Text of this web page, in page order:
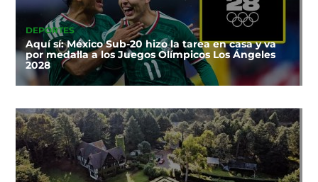
DEPORTES
Aquí sí: México Sub-20 hizo la tarea en casa y va
por medalla a los Juegos Olímpicos Los Ángeles
2028